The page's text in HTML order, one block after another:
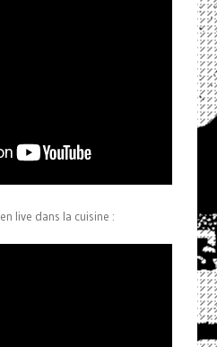
en live dans la cuisine :